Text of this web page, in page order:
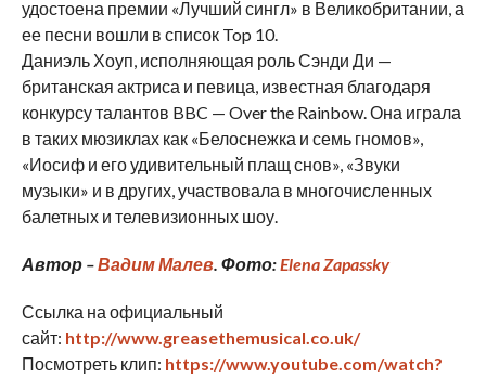
удостоена премии «Лучший сингл» в Великобритании, а
ее песни вошли в список Top 10.
Даниэль Хоуп, исполняющая роль Сэнди Ди —
британская актриса и певица, известная благодаря
конкурсу талантов BBC — Over the Rainbow. Она играла
в таких мюзиклах как «Белоснежка и семь гномов»,
«Иосиф и его удивительный плащ снов», «Звуки
музыки» и в других, участвовала в многочисленных
балетных и телевизионных шоу.
Автор –Вадим Малев. Фото:Elena Zapassky
Ссылка на официальный
сайт: http://www.greasethemusical.co.uk/
Посмотреть клип: https://www.youtube.com/watch?